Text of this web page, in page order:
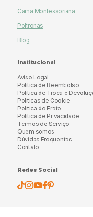
Cama Montessoriana
Poltronas
Blog
Institucional
Aviso Legal
Politica de Reembolso
Politica de Troca e
Políticas de Cookie
Política de Frete
Política de Privacidade
Termos de Serviço
Quem somos
Dúvidas Frequentes
Contato
Redes Social